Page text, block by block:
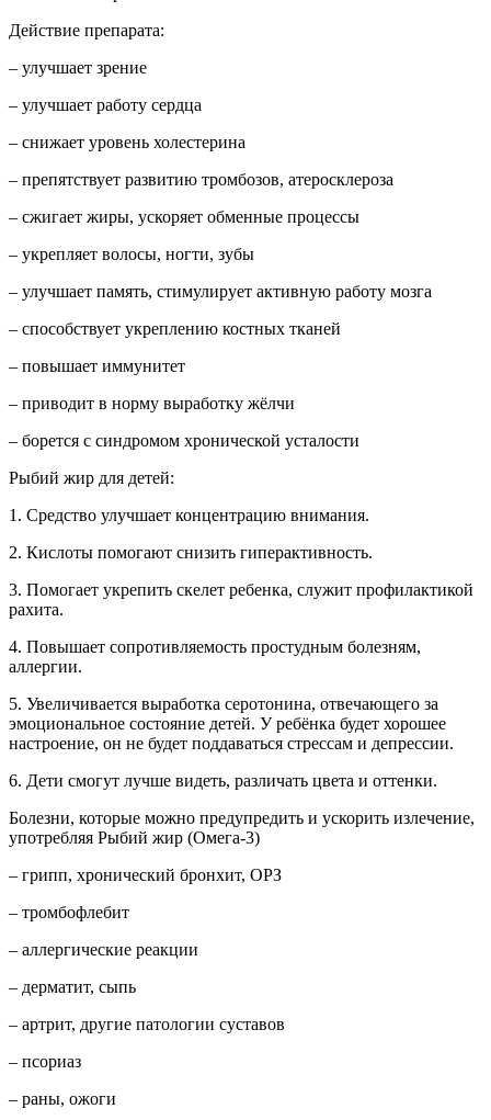
Действие препарата:
– улучшает зрение
– улучшает работу сердца
– снижает уровень холестерина
– препятствует развитию тромбозов, атеросклероза
– сжигает жиры, ускоряет обменные процессы
– укрепляет волосы, ногти, зубы
– улучшает память, стимулирует активную работу мозга
– способствует укреплению костных тканей
– повышает иммунитет
– приводит в норму выработку жёлчи
– борется с синдромом хронической усталости
Рыбий жир для детей:
1. Средство улучшает концентрацию внимания.
2. Кислоты помогают снизить гиперактивность.
3. Помогает укрепить скелет ребенка, служит профилактикой
рахита.
4. Повышает сопротивляемость простудным болезням,
аллергии.
5. Увеличивается выработка серотонина, отвечающего за
эмоциональное состояние детей. У ребёнка будет хорошее
настроение, он не будет поддаваться стрессам и депрессии.
6. Дети смогут лучше видеть, различать цвета и оттенки.
Болезни, которые можно предупредить и ускорить излечение,
употребляя Рыбий жир (Омега-3)
– грипп, хронический бронхит, ОРЗ
– тромбофлебит
– аллергические реакции
– дерматит, сыпь
– артрит, другие патологии суставов
– псориаз
– раны, ожоги